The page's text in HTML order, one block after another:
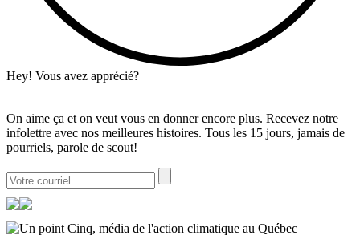
Hey! Vous avez apprécié?
On aime ça et on veut vous en donner encore plus. Recevez notre
infolettre avec nos meilleures histoires. Tous les 15 jours, jamais de
pourriels, parole de scout!